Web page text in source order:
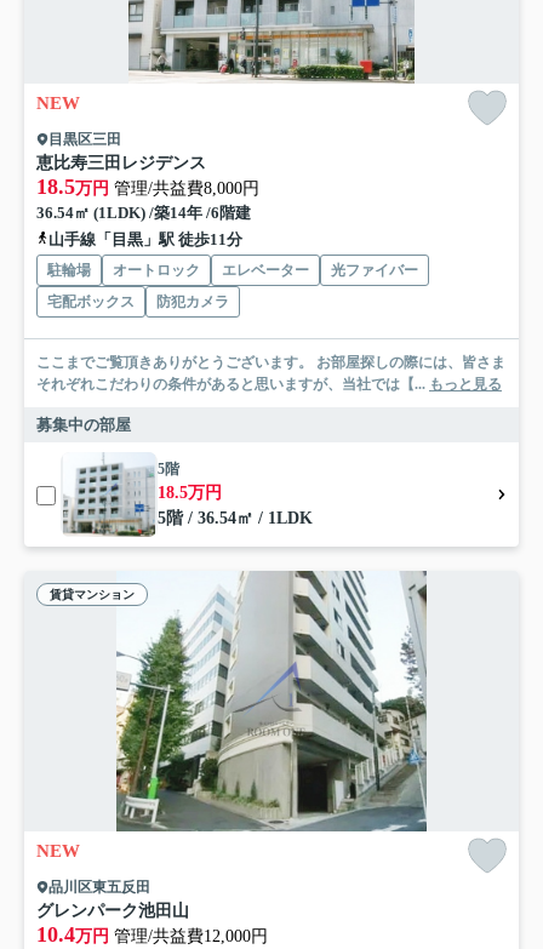
NEW
目黒区三田
恵比寿三田レジデンス
18.5万円 管理/共益費8,000円
36.54㎡ (1LDK) /築14年 /6階建
山手線「目黒」駅 徒歩11分
駐輪場 オートロック エレベーター
光ファイバー
宅配ボックス
防犯カメラ
ここまでご覧頂きありがとうございます。 お部屋探しの際には、皆さま
それぞれこだわりの条件があると思いますが、当社では【... もっと見る
募集中の部屋
5階
18.5万円
5階 / 36.54㎡ / 1LDK
賃貸マンション
NEW
品川区東五反田
グレンパーク池田山
10.4万円 管理/共益費12,000円